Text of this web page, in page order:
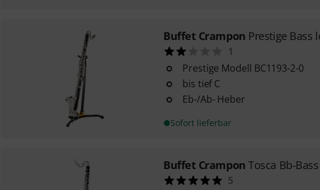
Buffet Crampon Prestige Bass
1
Prestige Modell BC1193-2-0
bis tief C
Eb-/Ab- Heber
Sofort lieferbar
Buffet Crampon Tosca Bb-
5